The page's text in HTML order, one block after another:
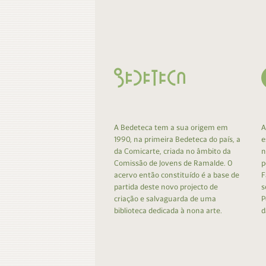
A Bedeteca tem a sua origem em
1990, na primeira Bedeteca do país, a
da Comicarte, criada no âmbito da
Comissão de Jovens de Ramalde. O
acervo então constituído é a base de
partida deste novo projecto de
criação e salvaguarda de uma
biblioteca dedicada à nona arte.